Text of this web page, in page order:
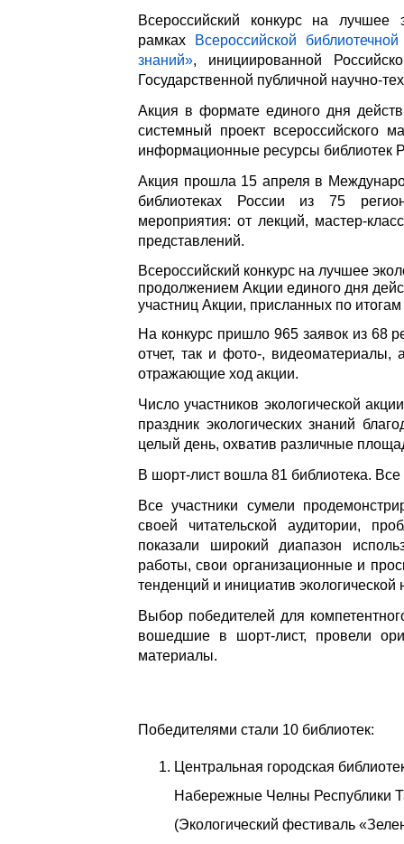
Всероссийский конкурс на лучшее
рамках
Всероссийской
знаний», инициированной
Государственной публичной научно-
Акция в формате единого дня
системный проект всероссийского
информационные ресурсы библиотек
Акция прошла 15 апреля в
библиотеках России из 75
мероприятия: от лекций, мастер-
представлений.
Всероссийский конкурс на лучшее
продолжением Акции единого дня
участниц Акции, присланных по
На конкурс пришло 965 заявок из 68
отчет, так и фото-,
отражающие ход акции.
Число участников экологической
праздник экологических знаний
целый день, охватив различные
В шорт-лист вошла 81 библиотека.
Все участники сумели
своей читательской аудитории,
показали широкий диапазон
работы, свои организационные и
тенденций и инициатив экологической
Выбор победителей для
вошедшие в шорт-лист, провели
материалы.
Победителями стали 10 библиотек:
Центральная городская
Набережные Челны Республики
(Экологический фестиваль